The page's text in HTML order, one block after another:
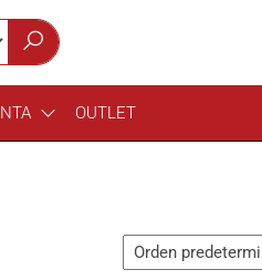
OUTLET